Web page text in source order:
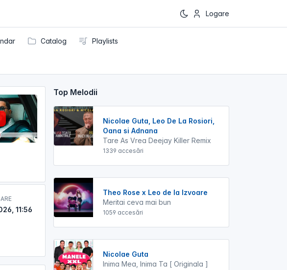
Logare
Catalog Playlists
11:56
Top Melodii
Nicolae Guta, Leo De La Rosiori,
Oana si Adnana
Tare As Vrea Deejay Killer Remix
1339 accesări
Theo Rose x Leo de la Izvoare
Meritai ceva mai bun
1059 accesări
Nicolae Guta
Inima Mea, Inima Ta [ Originala ]